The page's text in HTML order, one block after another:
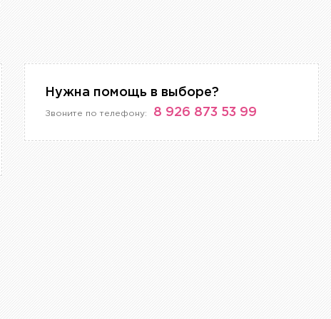
Нужна помощь в выборе?
Звоните по телефону: 8 926 873 53 99